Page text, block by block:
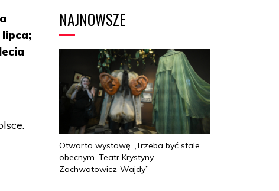
NAJNOWSZE
Otwarto wystawę „Trzeba być stale
obecnym. Teatr Krystyny
Zachwatowicz-Wajdy”